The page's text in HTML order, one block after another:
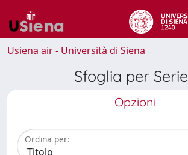
Usiena air - Università di Siena
Sfoglia per Serie
Opzioni
Ordina per: